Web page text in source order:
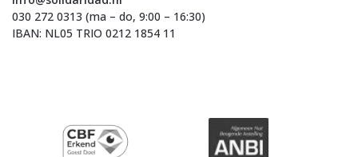
030 272 0313 (ma – do, 9:00 – 16:30)
IBAN: NL05 TRIO 0212 1854 11